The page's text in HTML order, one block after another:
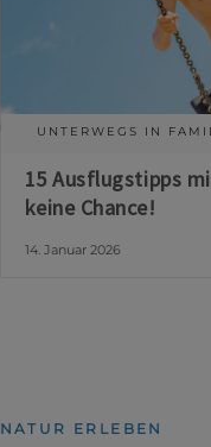
UNTERWEGS IN
15 Ausflugstipps
keine Chance!
14. Januar 2026
NATUR ERLEBEN